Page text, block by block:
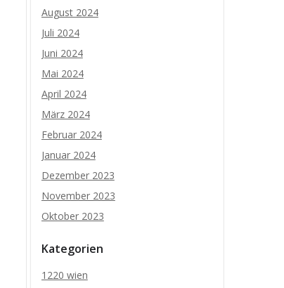
August 2024
Juli 2024
Juni 2024
Mai 2024
April 2024
März 2024
Februar 2024
Januar 2024
Dezember 2023
November 2023
Oktober 2023
Kategorien
1220 wien